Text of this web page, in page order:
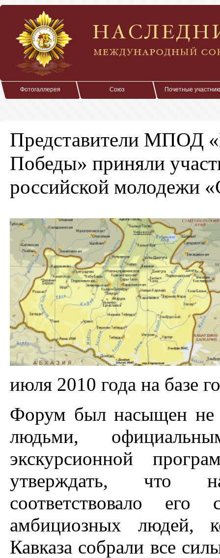
Фотогаллерея Союз Почетные
Представители МПОД
Победы» приняли
российской молодежи
июля 2010 года на базе
Форум был насыщен не
людьми,
экскурсионной
утверждать, что
соответствовало
амбициозных людей,
Кавказа собрали все